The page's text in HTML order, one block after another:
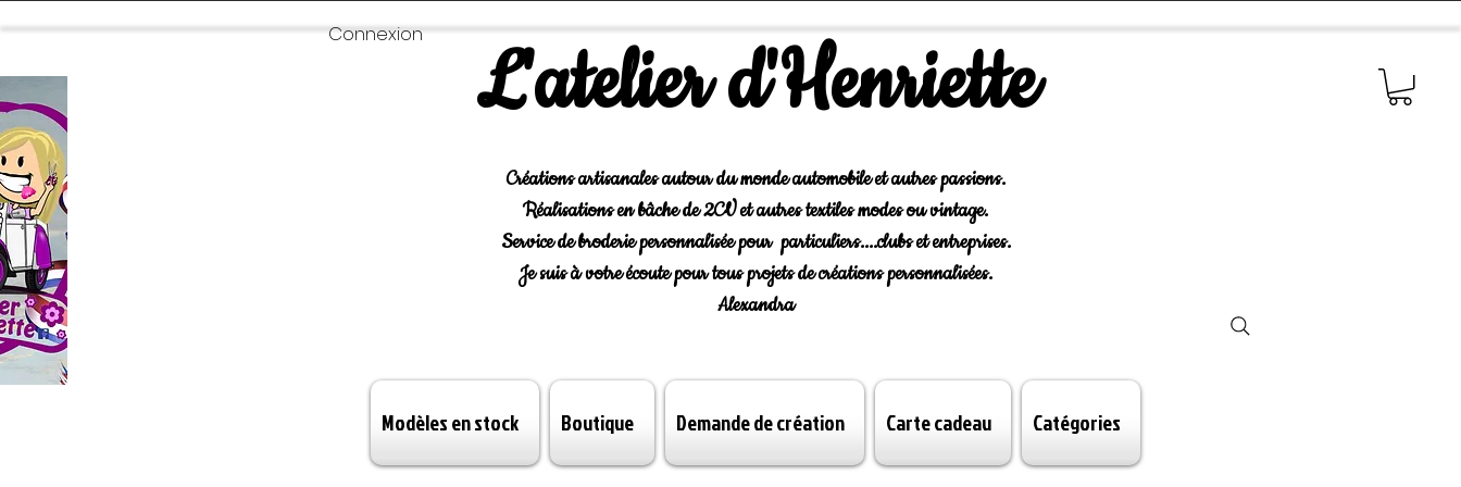
L'atelier d'Henriette
Connexion
Créations artisanales autour du monde automobile et autres passions.
Réalisations en bâche de 2CV et autres textiles modes ou vintage.
Service de broderie personnalisée pour particuliers....clubs et entreprises.
Je suis à votre écoute pour tous projets de créations personnalisées.
Alexandra
Modèles en stock Boutique Demande de création Carte cadeau Catégories